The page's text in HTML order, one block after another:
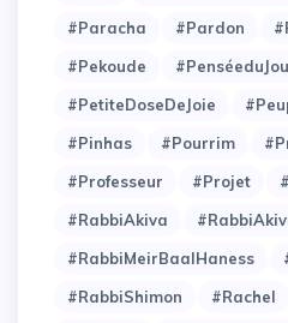
#Paracha
#Pardon
#Pekoude
#PetiteDoseDeJoie
#Pinhas
#Pourrim
#Professeur
#Projet
#RabbiAkiva
#RabbiMeirBaalHaness
#RabbiShimon
#Rachel